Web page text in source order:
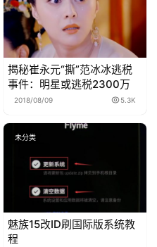
揭秘崔永元“撕”范冰冰逃税
事件：明星或逃税2300万
2018/08/09 5.3K
未分类
魅族15改ID刷国际版系统教
程